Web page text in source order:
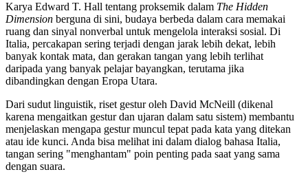
Karya Edward T. Hall tentang proksemik dalam The Hidden
Dimension berguna di sini, budaya berbeda dalam cara memakai
ruang dan sinyal nonverbal untuk mengelola interaksi sosial. Di
Italia, percakapan sering terjadi dengan jarak lebih dekat, lebih
banyak kontak mata, dan gerakan tangan yang lebih terlihat
daripada yang banyak pelajar bayangkan, terutama jika
dibandingkan dengan Eropa Utara.
Dari sudut linguistik, riset gestur oleh David McNeill (dikenal
karena mengaitkan gestur dan ujaran dalam satu sistem) membantu
menjelaskan mengapa gestur muncul tepat pada kata yang ditekan
atau ide kunci. Anda bisa melihat ini dalam dialog bahasa Italia,
tangan sering "menghantam" poin penting pada saat yang sama
dengan suara.